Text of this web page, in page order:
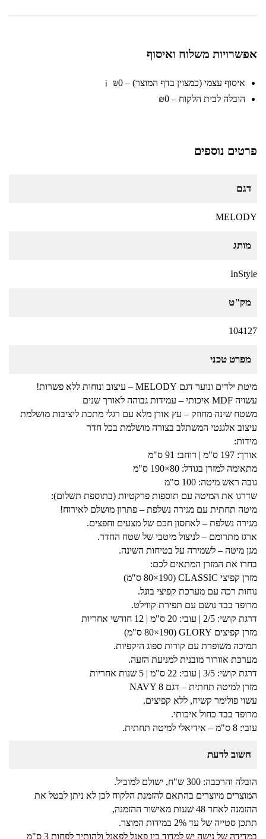
אפשרויות משלוח ואיסוף
איסוף עצמי (כמצוין בדף המוצר) – ₪0 ℹ️
הובלה לבית הלקוח – ₪0
פרטים נוספים
דגם
MELODY
מותג
InStyle
מק"ט
104127
מפרט טכני
מיטת ילדים ונוער דגם MELODY – עיצוב ונוחות ללא פשרות!
עשויה MDF איכותי – עמידות גבוהה לאורך שנים
משטח שינה מחוזק – עץ אורן מלא עם רגלי מתכת ליציבות מושלמת
עיצוב אלגנטי המשתלב בצורה מושלמת בכל חדר
מידות:
אורך: 197 ס"מ | רוחב: 91 ס"מ
מתאימה למזרן בגודל: 80×190 ס"מ
גובה ראש מיטה: 100 ס"מ
שדרגו את המיטה עם תוספות פרקטיות (בתוספת תשלום):
מיטה תחתית עם מגירה נשלפת – פתרון מושלם לאירוח!
מגירה נשלפת – לאחסון חכם של מצעים וחפצים.
ארגז מתרומם – לניצול מיטבי של שטח החדר.
מגן מיטה – לשמירה על בטיחות השינה.
בחרו את המזרן המתאים לכם:
מזרן קפיצי CLASSIC (80×190 ס"מ)
נוחות רכה עם מערכת קפיצי בונל.
מרופד בבד נושם עם תפירת קווילט.
דרגת קושי: 2/5 | עובי: 20 ס"מ | 12 חודשי אחריות
מזרן קפיצים GLORY (80×190 ס"מ)
תמיכה משופרת עם קורות ספוג היקפיות.
מערכת אוורור מובנית למניעת הזעה.
דרגת קושי: 3/5 | עובי: 22 ס"מ | 5 שנות אחריות
מזרן למיטה תחתית – דגם NAVY 8
עשוי פולימר קשיח, ללא קפיצים.
מרופד בבד כחול איכותי.
עובי: 8 ס"מ – אידיאלי למיטה תחתית.
חשוב לדעת
הובלה והרכבה: 300 ש"ח, ישולם למוביל.
המוצרים מיוצרים בהתאם להזמנת הלקוח לכן לא ניתן לבטל את
ההזמנה לאחר 48 שעות מאישור ההזמנה,
תתכן סטייה של עד 2% במידות המוצר.
במדידה של נישה יש למדוד בין פאנל לפאנל ולהותיר לפחות 3 ס"מ